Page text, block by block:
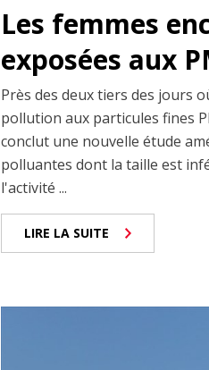
Les femmes
exposées aux
Près des deux tiers des jours
pollution aux particules fines
conclut une nouvelle étude
polluantes dont la taille est
l'activité ...
LIRE LA SUITE